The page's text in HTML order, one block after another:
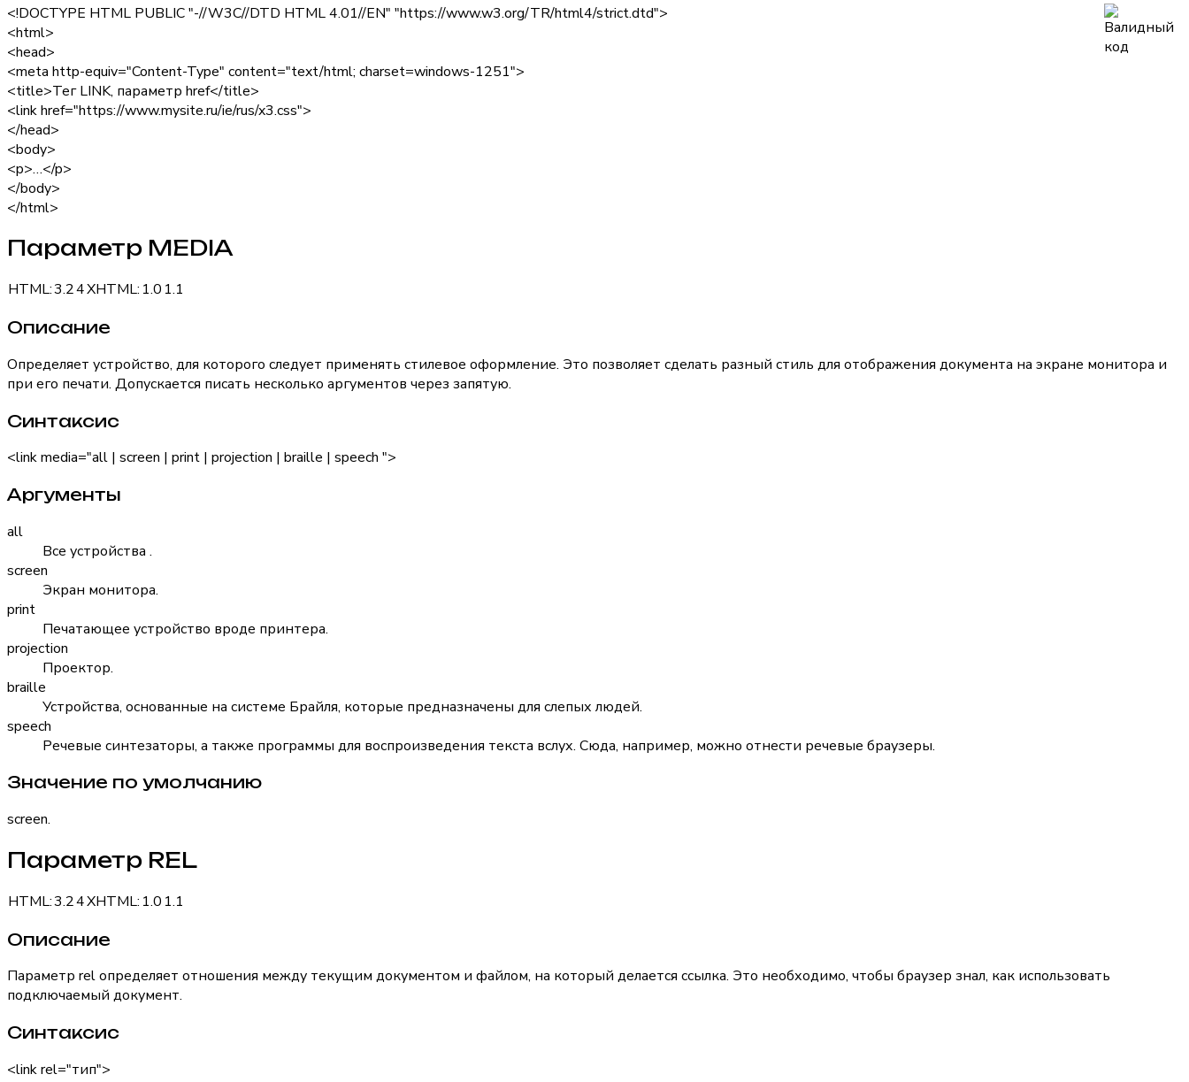
<!DOCTYPE HTML PUBLIC "-//W3C//DTD HTML 4.01//EN" "https://www.w3.org/TR/html4/strict.dtd">
<html>
<head>
<meta http-equiv="Content-Type" content="text/html; charset=windows-1251">
<title>Тег LINK, параметр href</title>
<linkhref="https://www.mysite.ru/ie/rus/x3.css">
</head>
<body>
<p>…</p>
</body>
</html>
Параметр MEDIA
HTML:3.24XHTML: 1.0 1.1
Описание
Определяет устройство, для которого следует применять стилевое оформление. Это позволяет сделать разный стиль для отображения документа на экране монитора и
при его печати. Допускается писать несколько аргументов через запятую.
Синтаксис
<link media="all | screen | print | projection | braille | speech ">
Аргументы
all
Все устройства .
screen
Экран монитора.
print
Печатающее устройство вроде принтера.
projection
Проектор.
braille
Устройства, основанные на системе Брайля, которые предназначены для слепых людей.
speech
Речевые синтезаторы, а также программы для воспроизведения текста вслух. Сюда, например, можно отнести речевые браузеры.
Значение по умолчанию
screen.
Параметр REL
HTML:3.24XHTML: 1.0 1.1
Описание
Параметр relопределяет отношения между текущим документом и файлом, на который делается ссылка. Это необходимо, чтобы браузер знал, как использовать
подключаемый документ.
Синтаксис
<link rel="тип">